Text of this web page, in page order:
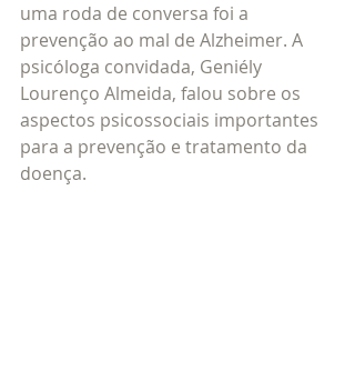
uma roda de conversa foi a
prevenção ao mal de Alzheimer. A
psicóloga convidada, Geniély
Lourenço Almeida, falou sobre os
aspectos psicossociais importantes
para a prevenção e tratamento da
doença.